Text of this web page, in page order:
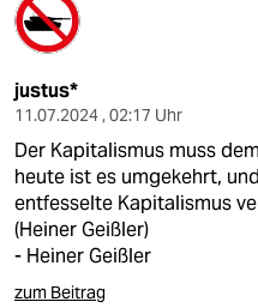
justus*
11.07.2024 , 02:17 Uhr
Der Kapitalismus muss
heute ist es umgekehrt,
entfesselte Kapitalismus
(Heiner Geißler)
- Heiner Geißler
zum Beitrag